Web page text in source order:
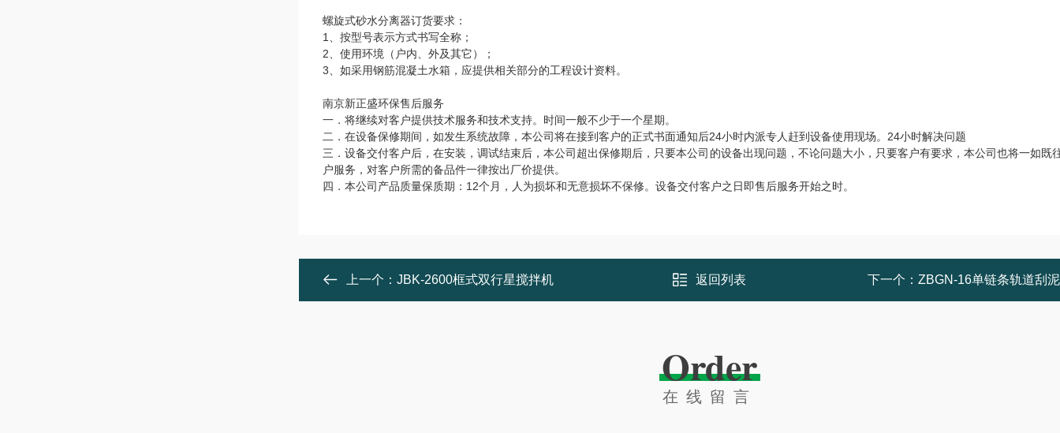
螺旋式砂水分离器订货要求：
1、按型号表示方式书写全称；
2、使用环境（户内、外及其它）；
3、如采用钢筋混凝土水箱，应提供相关部分的工程设计资料。
南京新正盛环保售后服务
一． 将继续对客户提供技术服务和技术支持。时间一般不少于一个星期。
二． 在设备保修期间，如发生系统故障，本公司将在接到客户的正式书面通知后24小时内派专人赶到设备使用现场。24小时解决问题
三．设备交付客户后，在安装，调试结束后，本公司超出保修期后，只要本公司的设备出现问题，不论问题大小，只要客户有要求，本公司也将一如既
户服务，对客户所需的备品件一律按出厂价提供。
四． 本公司产品质量保质期：12个月，人为损坏和无意损坏不保修。设备交付客户之日即售后服务开始之时。
上一个： JBK-2600框式双行星搅拌机 返回列表 下一个： ZBGN-16单链条轨道刮
Order
在线留言